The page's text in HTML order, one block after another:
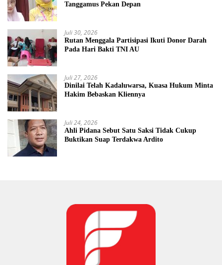
Tanggamus Pekan Depan
Juli 30, 2026
Rutan Menggala Partisipasi Ikuti Donor Darah
Pada Hari Bakti TNI AU
Juli 27, 2026
Dinilai Telah Kadaluwarsa, Kuasa Hukum Minta
Hakim Bebaskan Kliennya
Juli 24, 2026
Ahli Pidana Sebut Satu Saksi Tidak Cukup
Buktikan Suap Terdakwa Ardito